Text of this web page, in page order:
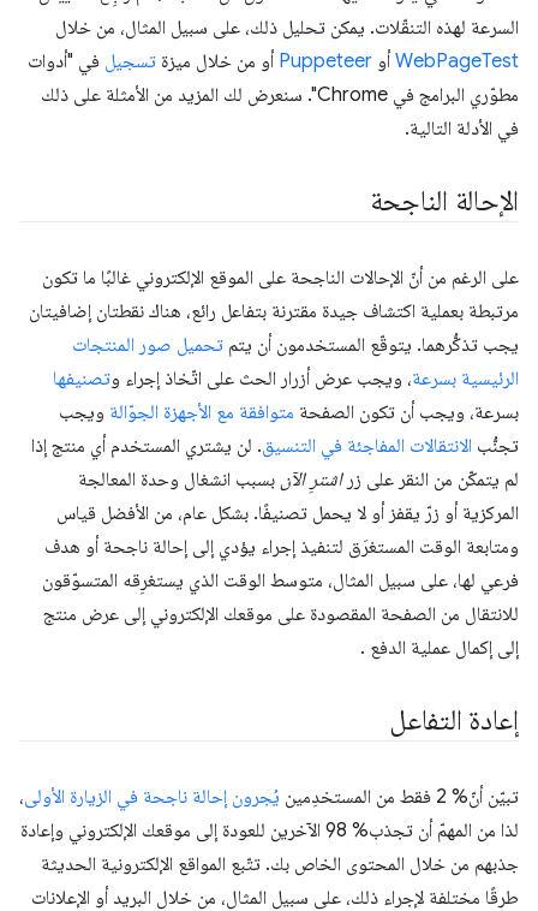
السرعة لهذه التنقّلات. يمكن تحليل ذلك، على سبيل المثال، من خلال
WebPageTestأو Puppeteer أو من خلال ميزة تسجيل في "أدوات
مطوّري البرامج في Chrome". سنعرض لك المزيد من الأمثلة على ذلك
في الأدلة التالية.
الإحالة الناجحة
على الرغم من أنّ الإحالات الناجحة على الموقع الإلكتروني غالبًا ما تكون
مرتبطة بعملية اكتشاف جيدة مقترنة بتفاعل رائع، هناك نقطتان إضافيتان
يجب تذكُّرهما. يتوقّع المستخدمون أن يتم تحميل صور المنتجات
الرئيسية بسرعة، ويجب عرض أزرار الحث على اتّخاذ إجراء وتصنيفها
بسرعة، ويجب أن تكون الصفحة متوافقة مع الأجهزة الجوّالة ويجب
تجنُّب الانتقالات المفاجئة في التنسيق. لن يشتري المستخدم أي منتج إذا
لم يتمكّن من النقر على زراشترِ الآن بسبب انشغال وحدة المعالجة
المركزية أو زرّ يقفز أو لا يحمل تصنيفًا. بشكل عام، من الأفضل قياس
ومتابعة الوقت المستغرَق لتنفيذ إجراء يؤدي إلى إحالة ناجحة أو هدف
فرعي لها، على سبيل المثال، متوسط الوقت الذي يستغرِقه المتسوّقون
للانتقال من الصفحة المقصودة على موقعك الإلكتروني إلى عرض منتج
إلى إكمال عملية الدفع .
إعادة التفاعل
تبيّن أنّ% 2 فقط من المستخدِمين يُجرون إحالة ناجحة في الزيارة الأولى،
لذا من المهمّ أن تجذب% 98 الآخرين للعودة إلى موقعك الإلكتروني وإعادة
جذبهم من خلال المحتوى الخاص بك. تتّبع المواقع الإلكترونية الحديثة
طرقًا مختلفة لإجراء ذلك، على سبيل المثال، من خلال البريد أو الإعلانات